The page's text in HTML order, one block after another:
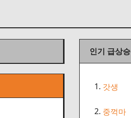
인기 급상승
1. 갓생
2. 중꺽마